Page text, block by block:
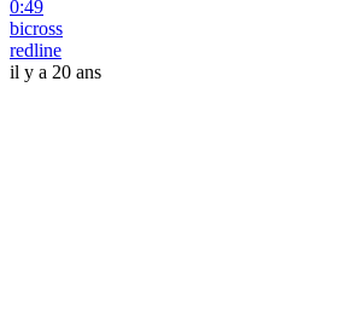
0:49
bicross
redline
il y a 20 ans